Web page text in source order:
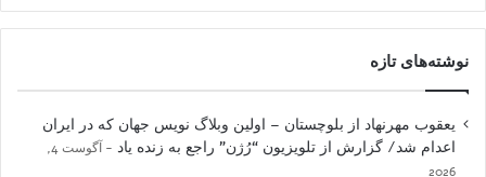
نوشته‌های تازه
یعقوب مهرنهاد از بلوچستان – اولین وبلاگ نویس جهان که در ایران
اعدام شد/ گزارش از تلویزیون “رُژن” راجع به زنده یاد
آگوست 4,
2026